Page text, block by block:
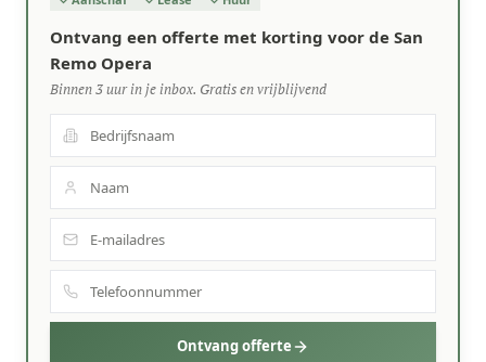
Ontvang een offerte met korting voor de San
Remo Opera
Binnen 3 uur in je inbox. Gratis en vrijblijvend
Ontvang offerte